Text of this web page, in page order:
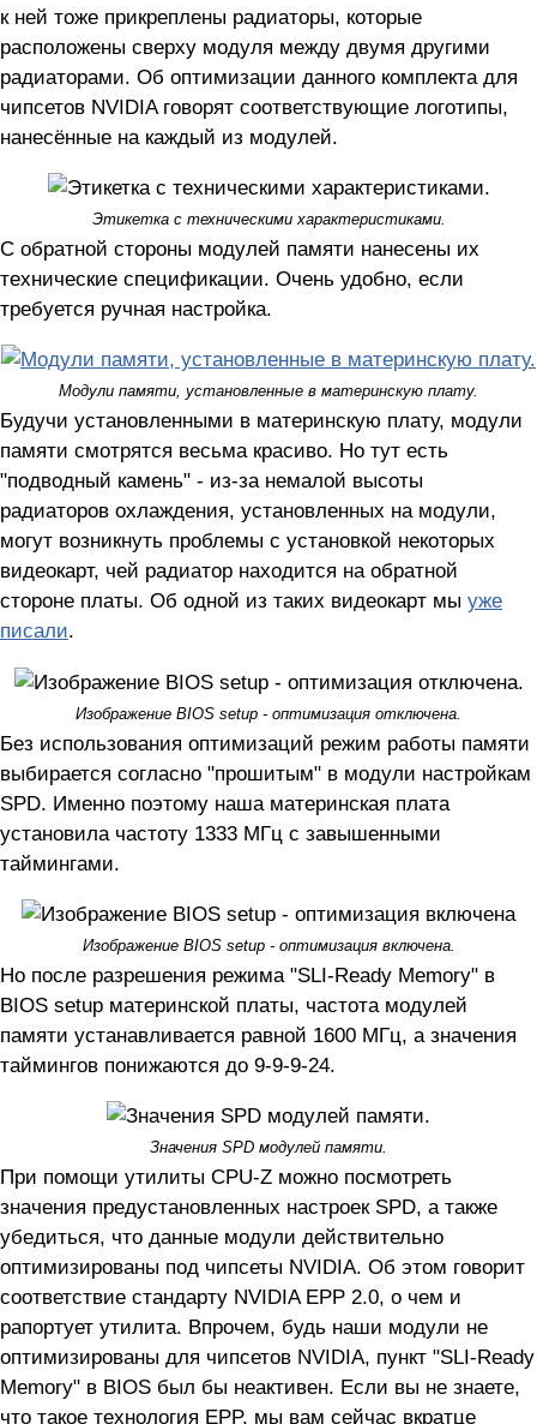
к ней тоже прикреплены радиаторы, которые
расположены сверху модуля между двумя другими
радиаторами. Об оптимизации данного комплекта для
чипсетов NVIDIA говорят соответствующие логотипы,
нанесённые на каждый из модулей.
Этикетка с техническими характеристиками.
С обратной стороны модулей памяти нанесены их
технические спецификации. Очень удобно, если
требуется ручная настройка.
Модули памяти, установленные в материнскую плату.
Будучи установленными в материнскую плату, модули
памяти смотрятся весьма красиво. Но тут есть
"подводный камень" - из-за немалой высоты
радиаторов охлаждения, установленных на модули,
могут возникнуть проблемы с установкой некоторых
видеокарт, чей радиатор находится на обратной
стороне платы. Об одной из таких видеокарт мы уже
писали.
Изображение BIOS setup - оптимизация отключена.
Без использования оптимизаций режим работы памяти
выбирается согласно "прошитым" в модули настройкам
SPD. Именно поэтому наша материнская плата
установила частоту 1333 МГц с завышенными
таймингами.
Изображение BIOS setup - оптимизация включена.
Но после разрешения режима "SLI-Ready Memory" в
BIOS setup материнской платы, частота модулей
памяти устанавливается равной 1600 МГц, а значения
таймингов понижаются до 9-9-9-24.
Значения SPD модулей памяти.
При помощи утилиты CPU-Z можно посмотреть
значения предустановленных настроек SPD, а также
убедиться, что данные модули действительно
оптимизированы под чипсеты NVIDIA. Об этом говорит
соответствие стандарту NVIDIA EPP 2.0, о чем и
рапортует утилита. Впрочем, будь наши модули не
оптимизированы для чипсетов NVIDIA, пункт "SLI-Ready
Memory" в BIOS был бы неактивен. Если вы не знаете,
что такое технология EPP, мы вам сейчас вкратце